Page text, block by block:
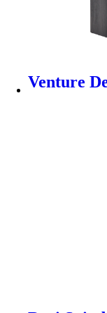
Venture